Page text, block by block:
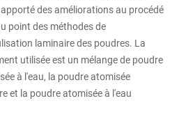
des améliorations au procédé
point des méthodes de
laminaire des poudres. La
utilisée est un mélange de poudre
à l'eau, la poudre atomisée
et la poudre atomisée à l'eau